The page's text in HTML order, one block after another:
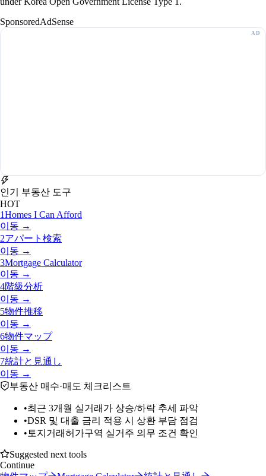
SponsoredAdSense
인기 부동산 도구
HOT
1Homes I Can Afford
이동 →
2アパート検索
이동 →
3Mortgage Calculator
이동 →
4階級分析
이동 →
5物件推移
이동 →
6物件マップ
이동 →
7統計と見通し
이동 →
부동산 매수·매도 체크리스트
•최근 3개월 실거래가 상승/하락 추세 파악
•DSR 및 대출 금리 적용 시 상환 부담 점검
• 토지거래허가구역 실거주 의무 조건 확인
Suggested next tools
Continue